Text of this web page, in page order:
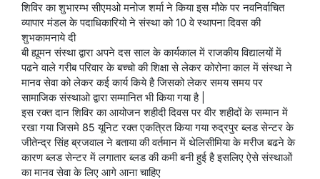
शिविर का शुभारम्भ सीएमओ मनोज शर्मा ने किया इस मौके पर नवनिर्वाचित
व्यापार मंडल के पदाधिकारियो ने संस्था को 10 वे स्थापना दिवस की
शुभकामनाये दी
बी ह्यूमन संस्था द्वारा अपने दस साल के कार्यकाल में राजकीय विद्यालयों में
पढने वाले गरीब परिवार के बच्चो की शिक्षा से लेकर कोरोना काल में संस्था ने
मानव सेवा को लेकर कई कार्य किये है जिसको लेकर समय समय पर
सामाजिक संस्थाओ द्वारा सम्मानित भी किया गया है |
इस रक्त दान शिविर का आयोजन शहीदी दिवस पर वीर शहीदों के सम्मान में
रखा गया जिसमे 85 यूनिट रक्त एकत्रित किया गया रुद्रपुर ब्लड सेन्टर के
जीतेन्द्र सिंह ब्रजवाल ने बताया की वर्तमान में थेलिसीमिया के मरीज बढने के
कारण ब्लड सेन्टर में लगातार ब्लड की कमी बनी हुई है इसलिए ऐसे संस्थाओं
का मानव सेवा के लिए आगे आना चाहिए